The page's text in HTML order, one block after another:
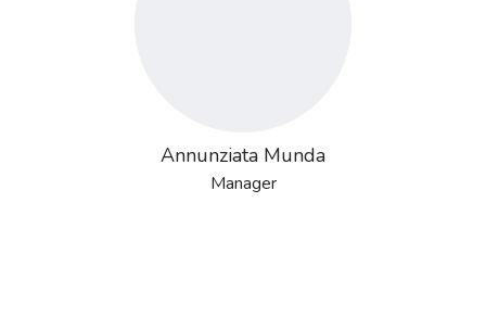
Annunziata Munda
Manager